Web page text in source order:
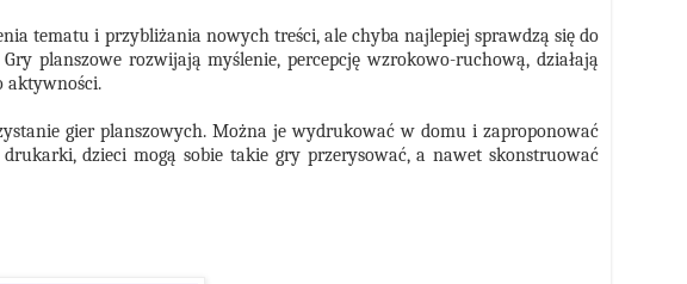
tematu i przybliżania nowych treści, ale chyba najlepiej sprawdzą się do
planszowe rozwijają myślenie, percepcję wzrokowo-ruchową, działają
aktywności.
gier planszowych. Można je wydrukować w domu i zaproponować
dzieci mogą sobie takie gry przerysować, a nawet skonstruować